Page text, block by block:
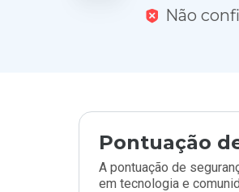
Não
Pontuação
A pontuação de
em tecnologia e